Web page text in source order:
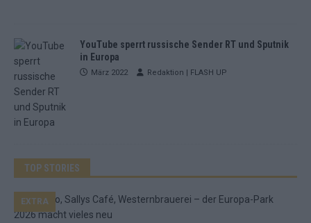
YouTube sperrt russische Sender RT und Sputnik
in Europa
März 2022 Redaktion | FLASH UP
TOP STORIES
EXTRA